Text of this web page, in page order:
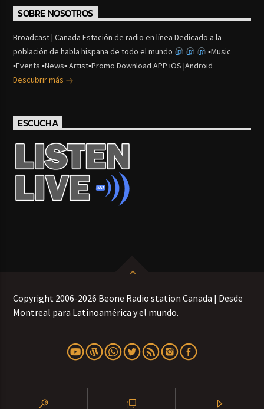
SOBRE NOSOTROS
Broadcast | Canada Estación de radio en línea Dedicado a la
población de habla hispana de todo el mundo
▪Music
▪Events ▪News▪ Artist▪Promo Download APP iOS |Android
Descubrir más
ESCUCHA
Copyright 2006-2026 Beone Radio station Canada | Desde
Montreal para Latinoamérica y el mundo.